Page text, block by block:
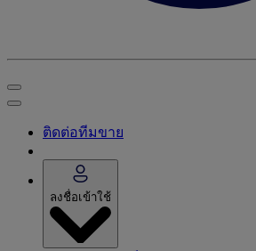
ติดต่อทีมขาย
ลงชื่อเข้าใช้